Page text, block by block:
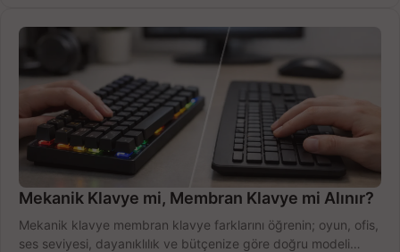
Mekanik Klavye mi, Membran Klavye mi Alınır?
Mekanik klavye membran klavye farklarını öğrenin; oyun, ofis,
ses seviyesi, dayanıklılık ve bütçenize göre doğru modeli